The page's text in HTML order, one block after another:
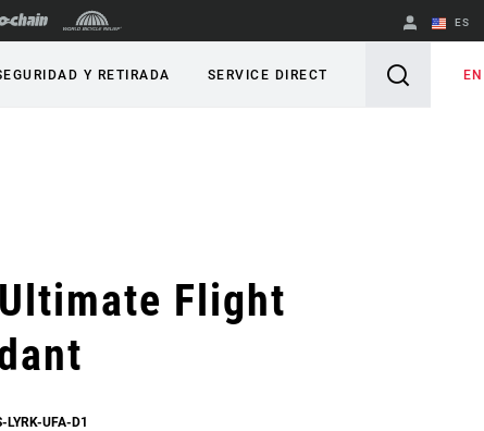
ES
English
Y RETIRADA SERVICE DIRECT
Flight
LYRK-UFA-D1